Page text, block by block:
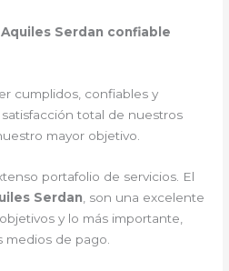
Serdan confiable
cumplidos, confiables y
total de nuestros
mayor objetivo.
portafolio de servicios. El
Serdan , son una excelente
y lo más importante,
medios de pago.